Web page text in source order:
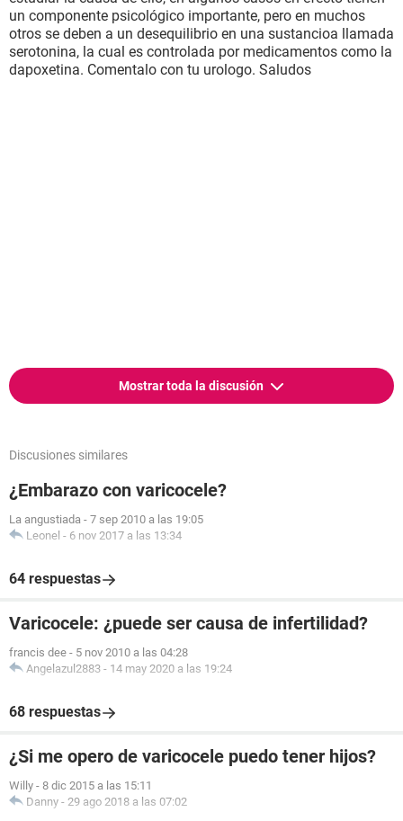
un componente psicológico importante, pero en muchos
otros se deben a un desequilibrio en una sustancioa llamada
serotonina, la cual es controlada por medicamentos como la
dapoxetina. Comentalo con tu urologo. Saludos
Mostrar toda la discusión
Discusiones similares
¿Embarazo con varicocele?
La angustiada - 7 sep 2010 a las 19:05
Leonel - 6 nov 2017 a las 13:34
64 respuestas
Varicocele: ¿puede ser causa de infertilidad?
francis dee - 5 nov 2010 a las 04:28
Angelazul2883 - 14 may 2020 a las 19:24
68 respuestas
¿Si me opero de varicocele puedo tener hijos?
Willy - 8 dic 2015 a las 15:11
Danny - 29 ago 2018 a las 07:02